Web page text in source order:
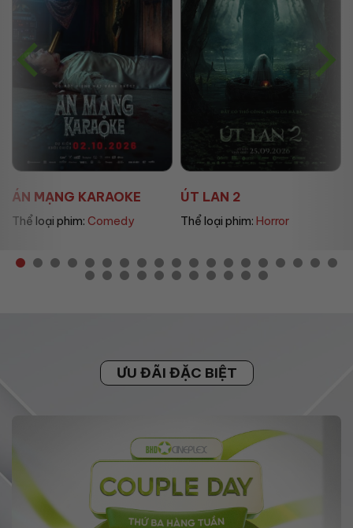
ÁN MẠNG KARAOKE
Thể loại phim: Comedy
ÚT LAN 2
Thể loại phim: Horror
ƯU ĐÃI ĐẶC BIỆT